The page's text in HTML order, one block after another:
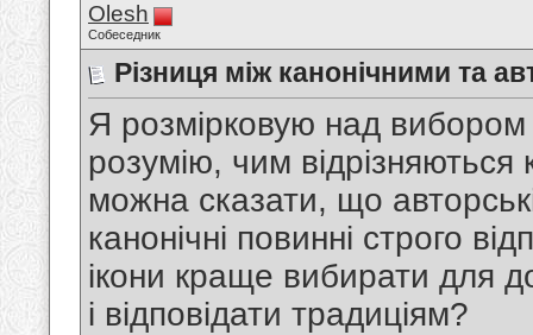
Olesh
Собеседник
Різниця між канонічними та
Я розмірковую над вибором
розумію, чим відрізняються
можна сказати, що
канонічні повинні строго
ікони краще вибирати для
і відповідати традиціям?